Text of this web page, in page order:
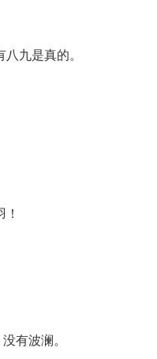
九是真的。
有波澜。